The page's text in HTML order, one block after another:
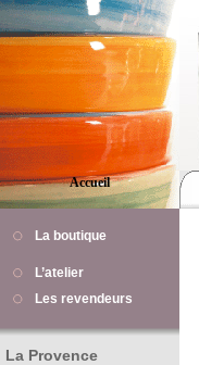
Accueil
La boutique
L’atelier
Les revendeurs
La Provence